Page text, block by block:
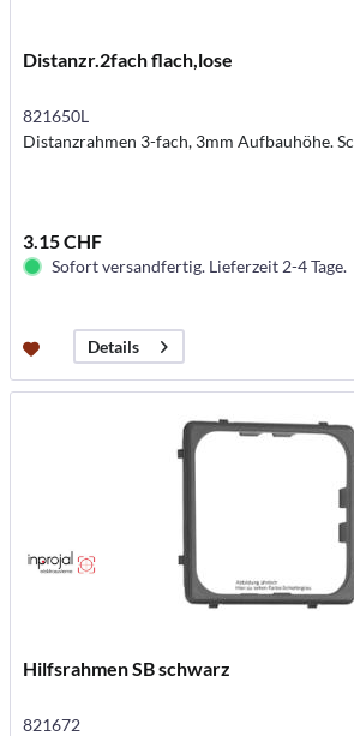
Distanzr.2fach flach,lose
821650L
Distanzrahmen 3-fach, 3mm Aufbauhöhe.
3.15 CHF
Sofort versandfertig. Lieferzeit 2-4 Tage.
Details
Hilfsrahmen SB schwarz
821672